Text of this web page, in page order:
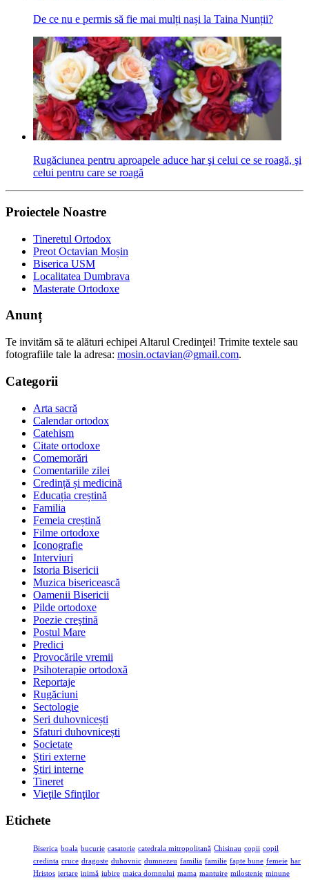
De ce nu e permis să fie mai mulți nași la Taina Nunții?
Rugăciunea pentru aproapele aduce har şi celui ce se roagă, şi
celui pentru care se roagă
Proiectele Noastre
Tineretul Ortodox
Preot Octavian Moșin
Biserica USM
Localitatea Dumbrava
Masterate Ortodoxe
Anunț
Te invităm să te alături echipei Altarul Credinţei! Trimite textele sau
fotografiile tale la adresa: mosin.octavian@gmail.com.
Categorii
Arta sacră
Calendar ortodox
Catehism
Citate ortodoxe
Comemorări
Comentariile zilei
Credință și medicină
Educația creștină
Familia
Femeia creștină
Filme ortodoxe
Iconografie
Interviuri
Istoria Bisericii
Muzica bisericească
Oamenii Bisericii
Pilde ortodoxe
Poezie creştină
Postul Mare
Predici
Provocările vremii
Psihoterapie ortodoxă
Reportaje
Rugăciuni
Sectologie
Seri duhovnicești
Sfaturi duhovnicești
Societate
Știri externe
Ştiri interne
Tineret
Vieţile Sfinţilor
Etichete
Biserica boala bucurie casatorie catedrala mitropolitană Chisinau copii copil
credinta cruce dragoste duhovnic dumnezeu familia familie fapte bune femeie har
Hristos iertare inimă iubire maica domnului mama mantuire milostenie minune